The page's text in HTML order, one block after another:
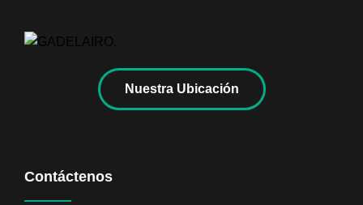
Nuestra Ubicación
Contáctenos